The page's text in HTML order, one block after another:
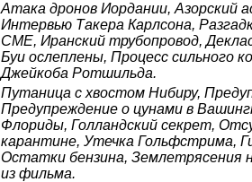
Атака дронов Иордании, Азорский
Интервью Такера Карлсона,
CME, Иранский трубопровод,
Буи ослеплены, Процесс сильного
Джейкоба Ротшильда.
Путаница с хвостом Нибиру,
Предупреждение о цунами в
Флориды, Голландский секрет,
карантине, Утечка Гольфстрима,
Остатки бензина, Землетрясения
из фильма.